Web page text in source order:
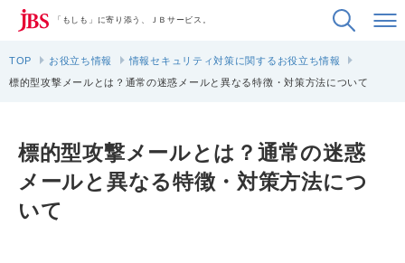
「もしも」に寄り添う、ＪＢサービス。
TOP お役立ち情報
情報セキュリティ対策に関するお役立ち情報
標的型攻撃メールとは？通常の迷惑メールと異なる特徴・対策方法について
標的型攻撃メールとは？通常の迷惑
メールと異なる特徴・対策方法につ
いて